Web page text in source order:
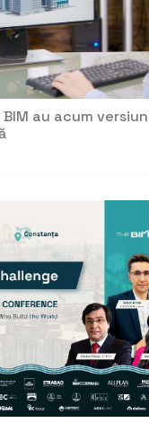
au acum